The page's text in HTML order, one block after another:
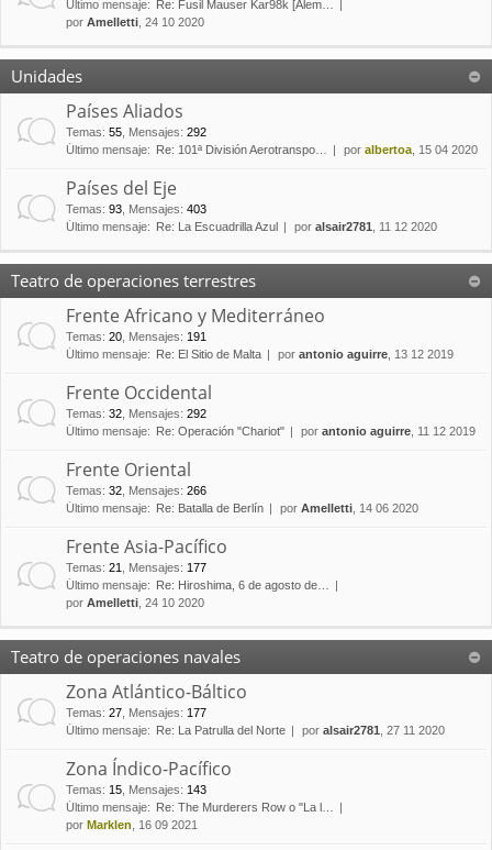
Último mensaje:
Re: Fusil Mauser Kar98k [Alem…
por Amelletti , 24 10 2020
Unidades
Países Aliados
Temas: 55 Mensajes: 292
Último mensaje:
Re: 101ª División Aerotranspo… por albertoa , 15 04 2020
Países del Eje
Temas: 93 Mensajes: 403
Último mensaje:
Re: La Escuadrilla Azul por alsair2781 , 11 12 2020
Teatro de operaciones terrestres
Frente Africano y Mediterráneo
Temas: 20 Mensajes: 191
Último mensaje:
Re: El Sitio de Malta por antonio aguirre , 13 12 2019
Frente Occidental
Temas: 32 Mensajes: 292
Último mensaje:
Re: Operación "Chariot" por antonio aguirre , 11 12 2019
Frente Oriental
Temas: 32 Mensajes: 266
Último mensaje:
Re: Batalla de Berlín por Amelletti , 14 06 2020
Frente Asia-Pacífico
Temas: 21 Mensajes: 177
Último mensaje:
Re: Hiroshima, 6 de agosto de…
por Amelletti , 24 10 2020
Teatro de operaciones navales
Zona Atlántico-Báltico
Temas: 27 Mensajes: 177
Último mensaje:
Re: La Patrulla del Norte por alsair2781 , 27 11 2020
Zona Índico-Pacífico
Temas: 15 Mensajes: 143
Último mensaje:
Re: The Murderers Row o "La l…
por Marklen , 16 09 2021